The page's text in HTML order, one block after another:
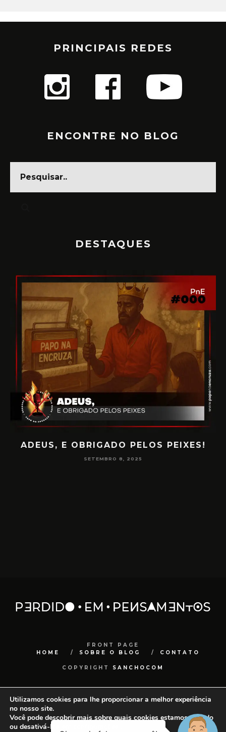
PRINCIPAIS REDES
ENCONTRE NO BLOG
DESTAQUES
ADEUS, E OBRIGADO PELOS PEIXES!
SETEMBRO 8, 2025
FRONT PAGE
HOME
SOBRE O BLOG CONTATO
COPYRIGHT SANCHOCOM
Utilizamos cookies para lhe proporcionar a melhor experiência
no nosso site.
Você pode descobrir mais sobre quais cookies estamos usando
ou desativá-los em